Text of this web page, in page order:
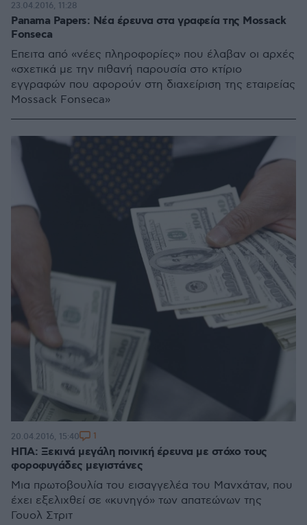
Panama Papers: Νέα έρευνα στα γραφεία της Mossack
Fonseca
Έπειτα από «νέες πληροφορίες» που έλαβαν οι αρχές
«σχετικά με την πιθανή παρουσία στο κτίριο
εγγραφών που αφορούν στη διαχείριση της εταιρείας
Mossack Fonseca»
23.04.2016, 11:28
ΗΠΑ: Ξεκινά μεγάλη ποινική έρευνα με στόχο τους
φοροφυγάδες μεγιστάνες
Μια πρωτοβουλία του εισαγγελέα του Μανχάταν, που
έχει εξελιχθεί σε «κυνηγό» των απατεώνων της
Γουολ Στριτ
20.04.2016, 15:40 1